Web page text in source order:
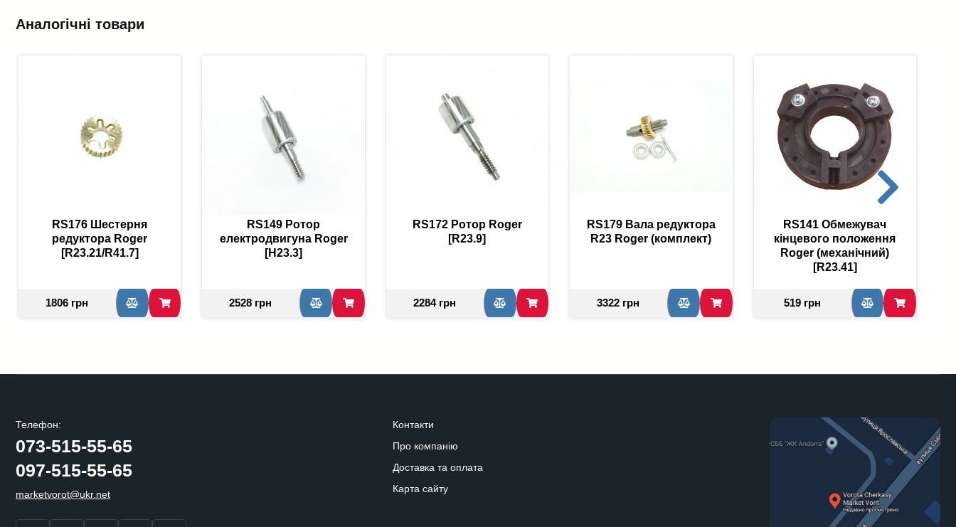
Аналогічні товари
RS176 Шестерня
редуктора Roger
[R23.21/R41.7]
1806 грн
RS149 Ротор
електродвигуна Roger
[H23.3]
2528 грн
RS172 Ротор Roger
[R23.9]
2284 грн
RS179 Вала редуктора
R23 Roger (комплект)
3322 грн
RS141 Обмежувач
кінцевого положення
Roger (механічний)
[R23.41]
519 грн
Телефон:
073-515-55-65
097-515-55-65
marketvorot@ukr.net
Контакти
Про компанію
Доставка та оплата
Карта сайту